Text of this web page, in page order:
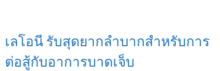
เลโอนี รับสุดยากลำบากสำหรับการ
ต่อสู้กับอาการบาดเจ็บ